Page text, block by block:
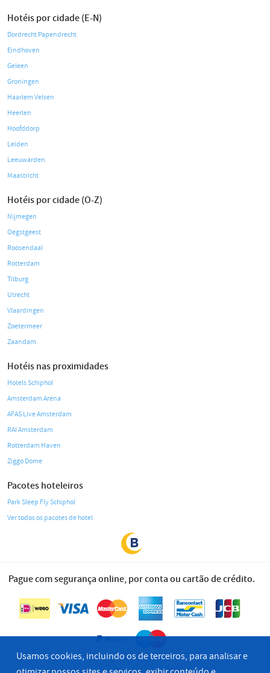
Hotéis por cidade (E-N)
Dordrecht Papendrecht
Eindhoven
Geleen
Groningen
Haarlem Velsen
Heerlen
Hoofddorp
Leiden
Leeuwarden
Maastricht
Hotéis por cidade (O-Z)
Nijmegen
Oegstgeest
Roosendaal
Rotterdam
Tilburg
Utrecht
Vlaardingen
Zoetermeer
Zaandam
Hotéis nas proximidades
Hotels Schiphol
Amsterdam Arena
AFAS Live Amsterdam
RAI Amsterdam
Rotterdam Haven
Ziggo Dome
Pacotes hoteleiros
Park Sleep Fly Schiphol
Ver todos os pacotes de hotel
Pague com segurança online, por conta ou cartão de crédito.
Usamos cookies, incluindo os de terceiros, para analisar e